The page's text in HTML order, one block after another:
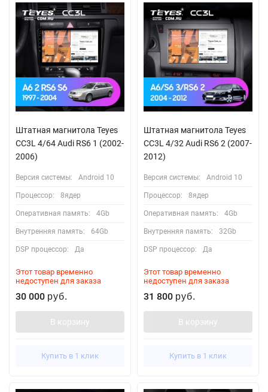
Штатная магнитола Teyes
CC3L 4/64 Audi RS6 1 (2002-
2006)
Версия системы: Android 10
Процессор: 8ядер
Оперативная память: 4Gb
Внутренняя память: 64Gb
DSP процессор: Да
Этот товар временно
недоступен для заказа
30 000 руб.
В корзину
Купить в 1 клик
Штатная магнитола Teyes
CC3L 4/32 Audi RS6 2 (2007-
2012)
Версия системы: Android 10
Процессор: 8ядер
Оперативная память: 4Gb
Внутренняя память: 32Gb
DSP процессор: Да
Этот товар временно
недоступен для заказа
31 800 руб.
В корзину
Купить в 1 клик